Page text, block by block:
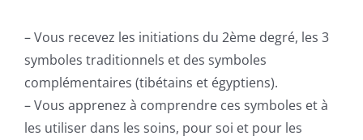
– Vous recevez les initiations du 2ème degré, les 3
symboles traditionnels et des symboles
complémentaires (tibétains et égyptiens).
– Vous apprenez à comprendre ces symboles et à
les utiliser dans les soins, pour soi et pour les